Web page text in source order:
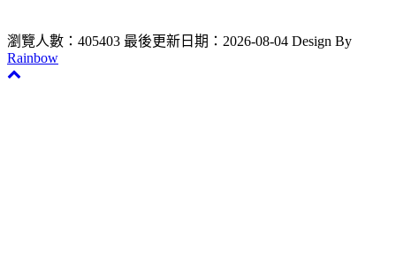
瀏覽人數：405403 最後更新日期：2026-08-04 Design By
Rainbow